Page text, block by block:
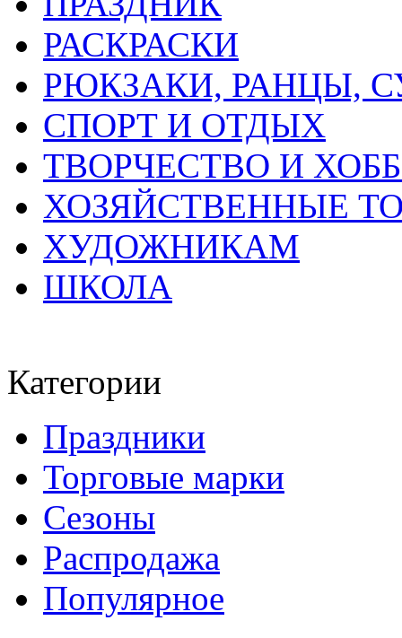
РАСКРАСКИ
РЮКЗАКИ, РАНЦЫ,
СПОРТ И ОТДЫХ
ТВОРЧЕСТВО И
ХОЗЯЙСТВЕННЫЕ
ХУДОЖНИКАМ
ШКОЛА
Категории
Праздники
Торговые марки
Сезоны
Распродажа
Популярное